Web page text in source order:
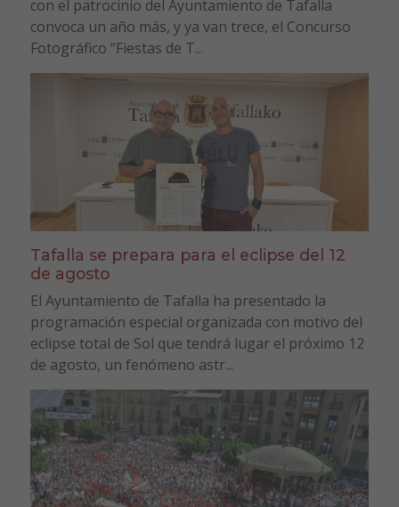
con el patrocinio del Ayuntamiento de Tafalla
convoca un año más, y ya van trece, el Concurso
Fotográfico “Fiestas de T...
Tafalla se prepara para el eclipse del 12
de agosto
El Ayuntamiento de Tafalla ha presentado la
programación especial organizada con motivo del
eclipse total de Sol que tendrá lugar el próximo 12
de agosto, un fenómeno astr...